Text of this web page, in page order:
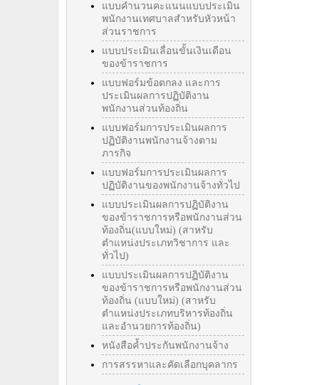
แบบคำนวนคะแนนแบบประเมิน
พนักงานเทศบาลสำหรับหัวหน้า
ส่วนราชการ
แบบประเมินเลื่อนขั้นเงินเดือน
ของข้าราชการ
แบบฟอร์มข้อตกลง และการ
ประเมินผลการปฏิบัติงาน
พนักงานส่วนท้องถิ่น
แบบฟอร์มการประเมินผลการ
ปฏิบัติงานพนักงานจ้างตาม
ภารกิจ
แบบฟอร์มการประเมินผลการ
ปฏิบัติงานของพนักงานจ้างทั่วไป
แบบประเมินผลการปฏิบัติงาน
ของข้าราชการหรือพนักงานส่วน
ท้องถิ่น(แบบใหม่) (สาหรับ
ตำแหน่งประเภทวิชาการ และ
ทั่วไป)
แบบประเมินผลการปฏิบัติงาน
ของข้าราชการหรือพนักงานส่วน
ท้องถิ่น (แบบใหม่) (สาหรับ
ตำแหน่งประเภทบริหารท้องถิ่น
และอำนวยการท้องถิ่น)
หนังสือค้ำประกันพนักงานจ้าง
การสรรหาและคัดเลือกบุคลากร